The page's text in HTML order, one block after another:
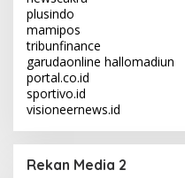
plusindo
mamipos
tribunfinance
garudaonline hallomadiun
portal.co.id
sportivo.id
visioneernews.id
Rekan Media 2